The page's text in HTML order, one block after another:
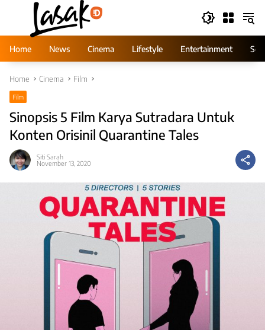
Home
News Cinema Lifestyle Entertainment
Home Cinema Film
Film
Sinopsis 5 Film Karya Sutradara Untuk
Konten Orisinil Quarantine Tales
Siti Sarah
November 13, 2020